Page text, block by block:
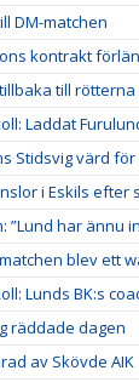
DM-matchen
kontrakt
till rötterna
Laddat
Stidsvig värd
i Eskils efter
”Lund har ännu
blev ett
Lunds BK:s
räddade dagen
av Skövde AIK